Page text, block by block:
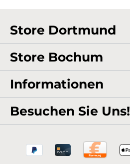
Store Dortmund
Store Bochum
Informationen
Besuchen Sie Uns!